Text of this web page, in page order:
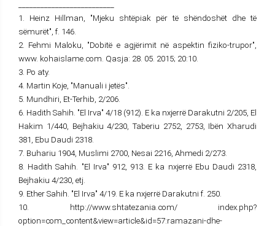
1. Heinz Hillman, "Mjeku shtëpiak për të shëndoshët dhe të
sëmurët", f. 146.
2. Fehmi Maloku, "Dobitë e agjërimit në aspektin fiziko-trupor",
www. kohaislame.com. Qasja: 28. 05. 2015; 20:10.
3. Po aty.
4. Martin Koje, "Manuali i jetës".
5. Mundhiri, Et-Terhib, 2/206.
6. Hadith Sahih. "El Irva" 4/18 (912). E ka nxjerrë Darakutni 2/205, El
Hakim 1/440, Bejhakiu 4/230, Taberiu 2752, 2753, Ibën Xharudi
381, Ebu Daudi 2318.
7. Buhariu 1904, Muslimi 2700, Nesai 2216, Ahmedi 2/273.
8. Hadith Sahih. "El Irva" 912, 913. E ka nxjerrë Ebu Daudi 2318,
Bejhakiu 4/230, etj.
9. Ether Sahih. "El Irva" 4/19. E ka nxjerrë Darakutni f. 250.
10. http://www.shtatezania.com/ index.php?
option=com_content&view=article&id=57:ramazani-dhe-